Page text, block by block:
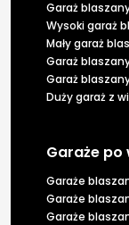
Garaż
Wysoki garaż
Mały garaż
Garaż
Garaż
Duży garaż z
Garaże
Garaże
Garaże
Garaże